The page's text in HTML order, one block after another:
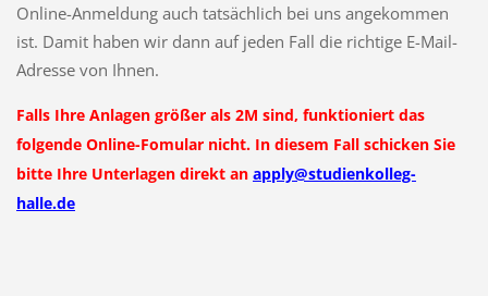
Online-Anmeldung auch tatsächlich bei uns angekommen
ist. Damit haben wir dann auf jeden Fall die richtige E-Mail-
Adresse von Ihnen.
Falls Ihre Anlagen größer als 2M sind, funktioniert das
folgende Online-Fomular nicht. In diesem Fall schicken Sie
bitte Ihre Unterlagen direkt an apply@studienkolleg-
halle.de